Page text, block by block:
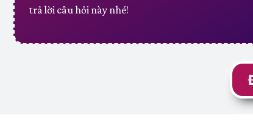
trả lời câu hỏi này nhé!